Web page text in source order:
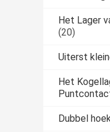
Het Lager
(20)
Uiterst
Het
Dubbel